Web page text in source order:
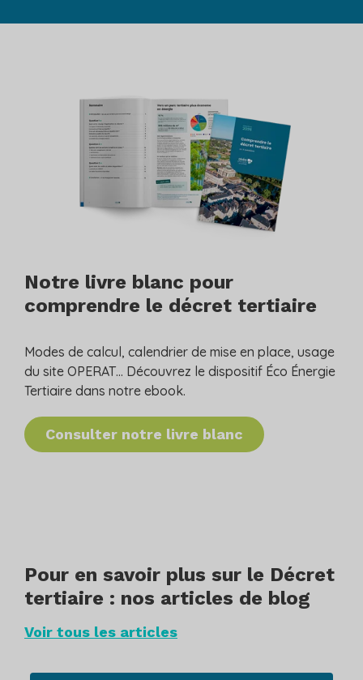
Notre livre blanc pour
comprendre le décret tertiaire
Modes de calcul, calendrier de mise en place, usage
du site OPERAT… Découvrez le dispositif Éco Énergie
Tertiaire dans notre ebook.
Consulter notre livre blanc
Pour en savoir plus sur le Décret
tertiaire : nos articles de blog
Voir tous les articles